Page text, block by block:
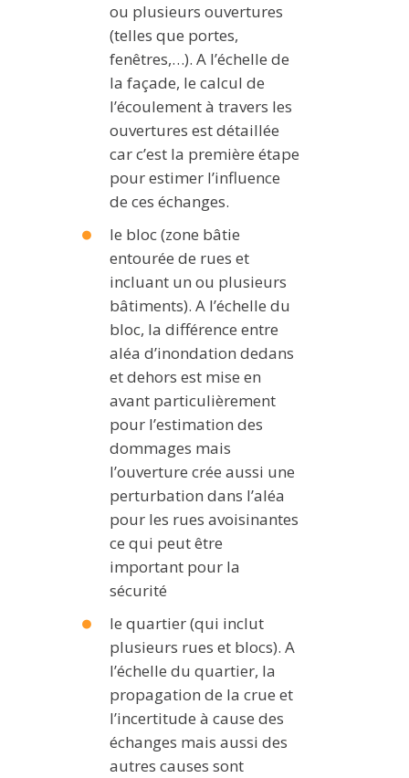
ou plusieurs ouvertures
(telles que portes,
fenêtres,…). A l’échelle de
la façade, le calcul de
l’écoulement à travers les
ouvertures est détaillée
car c’est la première étape
pour estimer l’influence
de ces échanges.
le bloc (zone bâtie
entourée de rues et
incluant un ou plusieurs
bâtiments). A l’échelle du
bloc, la différence entre
aléa d’inondation dedans
et dehors est mise en
avant particulièrement
pour l’estimation des
dommages mais
l’ouverture crée aussi une
perturbation dans l’aléa
pour les rues avoisinantes
ce qui peut être
important pour la
sécurité
le quartier (qui inclut
plusieurs rues et blocs). A
l’échelle du quartier, la
propagation de la crue et
l’incertitude à cause des
échanges mais aussi des
autres causes sont